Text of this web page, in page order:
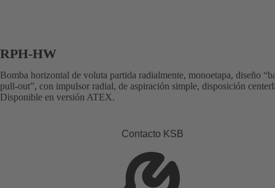
RPH-HW
Bomba horizontal de voluta partida radialmente, monoetapa, diseño
pull-out”, con impulsor radial, de aspiración simple, disposición
Disponible en versión ATEX.
Contacto KSB